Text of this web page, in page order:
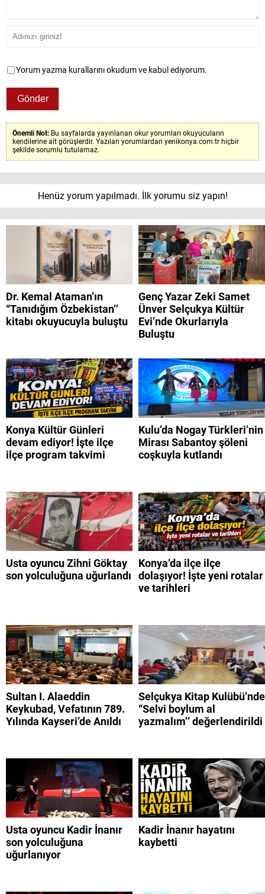
Yorum yazma kurallarını okudum ve kabul ediyorum.
Önemli Not: Bu sayfalarda yayınlanan okur yorumları okuyucuların
kendilerine ait görüşlerdir. Yazılan yorumlardan yenikonya.com.tr hiçbir
şekilde sorumlu tutulamaz.
Henüz yorum yapılmadı. İlk yorumu siz yapın!
Dr. Kemal Ataman’ın
“Tanıdığım Özbekistan’’
kitabı okuyucuyla buluştu
Genç Yazar Zeki Samet
Ünver Selçukya Kültür
Evi’nde Okurlarıyla
Buluştu
Konya Kültür Günleri
devam ediyor! İşte ilçe
ilçe program takvimi
Kulu’da Nogay Türkleri’nin
Mirası Sabantoy şöleni
coşkuyla kutlandı
Usta oyuncu Zihni Göktay
son yolculuğuna uğurlandı
Konya’da ilçe ilçe
dolaşıyor! İşte yeni rotalar
ve tarihleri
Sultan I. Alaeddin
Keykubad, Vefatının 789.
Yılında Kayseri’de Anıldı
Selçukya Kitap Kulübü’nde
“Selvi boylum al
yazmalım’’ değerlendirildi
Usta oyuncu Kadir İnanır
son yolculuğuna
uğurlanıyor
Kadir İnanır hayatını
kaybetti